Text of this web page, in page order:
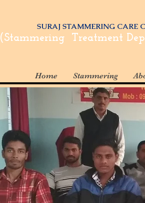
SURAJ STAMMERING CARE
(Stammering Treatment
Home Stammering